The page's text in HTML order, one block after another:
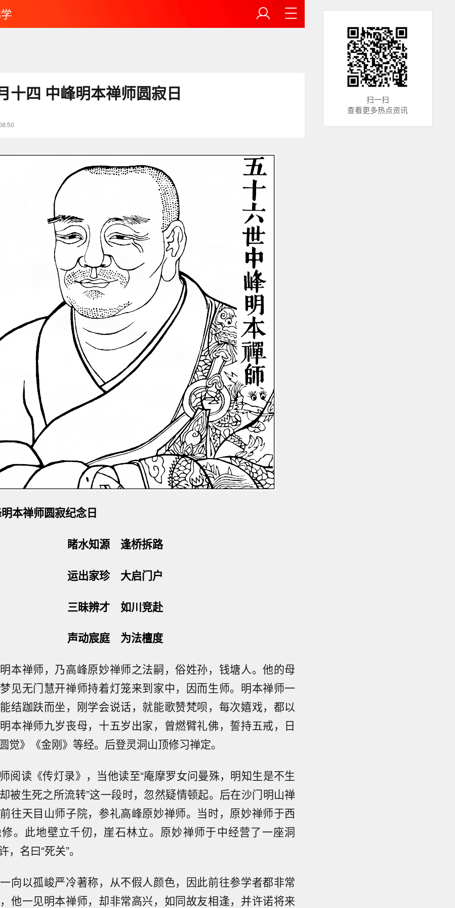
十四 中峰明本禅师圆寂日
本禅师圆寂纪念日
睹水知源 逢桥拆路
运出家珍 大启门户
三昧辨才 如川竞赴
声动宸庭 为法檀度
本禅师，乃高峰原妙禅师之法嗣，俗姓孙，钱塘人。他的母
见无门慧开禅师持着灯笼来到家中，因而生师。明本禅师一
结跏趺而坐，刚学会说话，就能歌赞梵呗，每次嬉戏，都以
本禅师九岁丧母，十五岁出家，曾燃臂礼佛，誓持五戒，日
觉》《金刚》等经。后登灵洞山顶修习禅定。
阅读《传灯录》，当他读至“庵摩罗女问曼殊，明知生是不生
被生死之所流转”这一段时，忽然疑情顿起。后在沙门明山禅
往天目山师子院，参礼高峰原妙禅师。当时，原妙禅师于西
。此地壁立千仞，崖石林立。原妙禅师于中经营了一座洞
名曰“死关”。
向以孤峻严冷著称，从不假人颜色，因此前往参学者都非常
他一见明本禅师，却非常高兴，如同故友相逢，并许诺将来
扫一扫
查看更多热点资讯